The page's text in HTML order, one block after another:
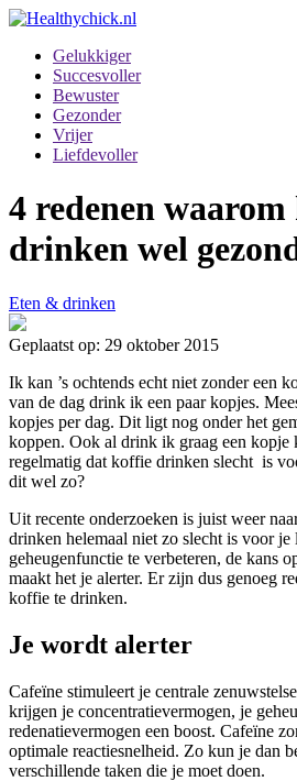
Gelukkiger
Succesvoller
Bewuster
Gezonder
Vrijer
Liefdevoller
4 redenen
drinken wel
Eten & drinken
Geplaatst op: 29 oktober 2015
Ik kan ’s ochtends echt niet zonder een
van de dag drink ik een paar kopjes.
kopjes per dag. Dit ligt nog onder het
koppen. Ook al drink ik graag een
regelmatig dat koffie drinken slecht is
dit wel zo?
Uit recente onderzoeken is juist weer
drinken helemaal niet zo slecht is voor
geheugenfunctie te verbeteren, de kans
maakt het je alerter. Er zijn dus genoeg
koffie te drinken.
Je wordt alerter
Cafeïne stimuleert je centrale
krijgen je concentratievermogen, je
redenatievermogen een boost. Cafeïne
optimale reactiesnelheid. Zo kun je dan
verschillende taken die je moet doen.